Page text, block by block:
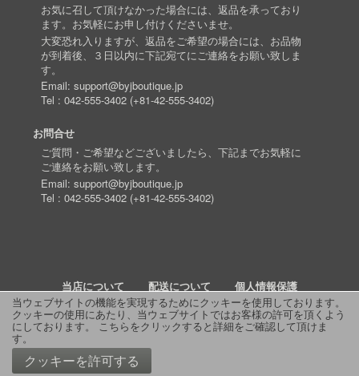
当ウェブサイトの機能を実現するためにクッキーを使用しております。
クッキーの使用にあたり、当ウェブサイトではお客様の許可を頂くよう
にしております。 こちらをクリックすると詳細をご確認して頂けま
す。
クッキーを許可する
お気に召して頂けなかった場合には、返品を承っており
ます。お気軽にお申し付けくださいませ。
大変恐れ入りますが、返品をご希望の場合には、お品物
が到着後、３日以内に下記宛てにご連絡をお願い致しま
す。
Email: support@byjboutique.jp
Tel : 042-555-3402(+81-42-555-3402)
お問合せ
ご質問・ご希望などございましたら、下記までお気軽に
ご連絡をお願い致します。
Email: support@byjboutique.jp
Tel : 042-555-3402(+81-42-555-3402)
当店について 配送について
個人情報保護
詳細検索
よくあるご質問 お問い合わせ RSS
© 2011 J Boutique